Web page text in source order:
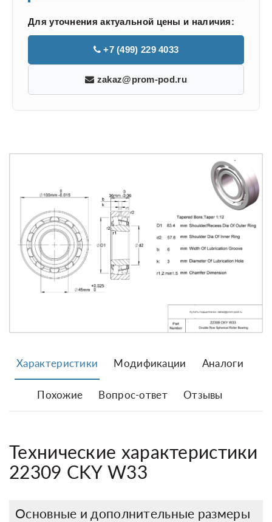
Для уточнения актуальной цены и наличия:
+7 (499) 229 4033
zakaz@prom-pod.ru
Характеристики Модификации Аналоги
Похожие Вопрос-ответ Отзывы
Технические характеристики
22309 CKY W33
Основные и дополнительные размеры